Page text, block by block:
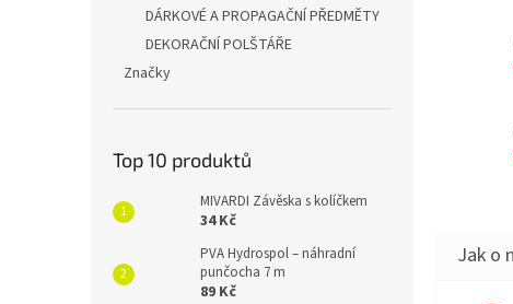
DÁRKOVÉ A PROPAGAČNÍ PŘEDMĚTY
DEKORAČNÍ POLŠTÁŘE
Značky
Top 10 produktů
MIVARDI Závěska s kolíčkem
34 Kč
PVA Hydrospol – náhradní
punčocha 7 m
89 Kč